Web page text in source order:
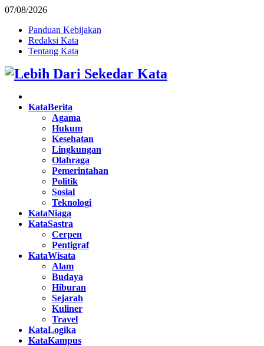
07/08/2026
Panduan Kebijakan
Redaksi Kata
Tentang Kata
Facebook
Twitter
Instagram
Pinterest
Youtube
KataBerita
Agama
Hukum
Kesehatan
Lingkungan
Olahraga
Pemerintahan
Politik
Sosial
Teknologi
KataNiaga
KataSastra
Cerpen
Pentigraf
KataWisata
Alam
Budaya
Hiburan
Sejarah
Kuliner
Travel
KataLogika
KataKampus